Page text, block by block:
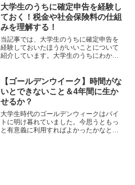
て過ごしていました。要はお金があるか
ら実家に帰る。お金がない...
大学生のうちに確定申告を経験し
ておく！税金や社会保険料の仕組
みを理解する！
当記事では、大学生のうちに確定申告を
経験しておいたほうがいいことについて
紹介しています。大学生のうちにわかる
をしている方は、さらにリアルな体験が
できますね。「えっ起業な...
【ゴールデンウイーク】時間がな
いとできないこと＆4年間に生か
せるか？
大学生時代のゴールデンウィークはバイ
トに明け暮れていました。今思うともっ
と有意義に利用すればよかったかなと思